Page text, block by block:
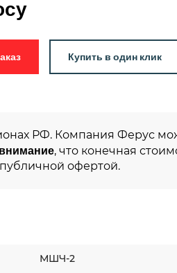
в заказ Купить в один клик
РФ. Компания Ферус
, что конечная
офертой.
МШЧ-2